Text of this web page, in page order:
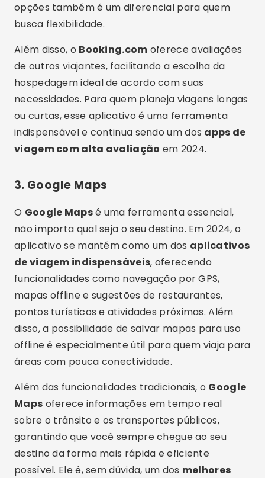
opções também é um diferencial para quem
busca flexibilidade.
Além disso, o Booking.com oferece avaliações
de outros viajantes, facilitando a escolha da
hospedagem ideal de acordo com suas
necessidades. Para quem planeja viagens longas
ou curtas, esse aplicativo é uma ferramenta
indispensável e continua sendo um dos apps de
viagem com alta avaliação em 2024.
3. Google Maps
O Google Mapsé uma ferramenta essencial,
não importa qual seja o seu destino. Em 2024, o
aplicativo se mantém como um dos aplicativos
de viagem indispensáveis, oferecendo
funcionalidades como navegação por GPS,
mapas offline e sugestões de restaurantes,
pontos turísticos e atividades próximas. Além
disso, a possibilidade de salvar mapas para uso
offline é especialmente útil para quem viaja para
áreas com pouca conectividade.
Além das funcionalidades tradicionais, o Google
Maps oferece informações em tempo real
sobre o trânsito e os transportes públicos,
garantindo que você sempre chegue ao seu
destino da forma mais rápida e eficiente
possível. Ele é, sem dúvida, um dos melhores